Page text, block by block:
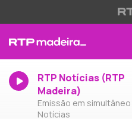
RTP Notícias (RTP
Madeira)
Emissão em
Notícias